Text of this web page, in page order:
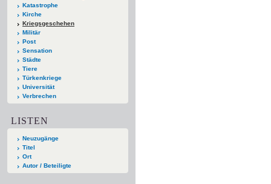
Katastrophe
Kirche
Kriegsgeschehen
Militär
Post
Sensation
Städte
Tiere
Türkenkriege
Universität
Verbrechen
LISTEN
Neuzugänge
Titel
Ort
Autor / Beteiligte